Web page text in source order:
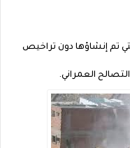
تم إنشاؤها دون تراخيص
العمراني.